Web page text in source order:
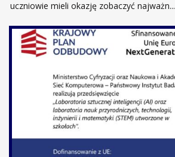
uczniowie mieli okazję zobaczyć najważn...